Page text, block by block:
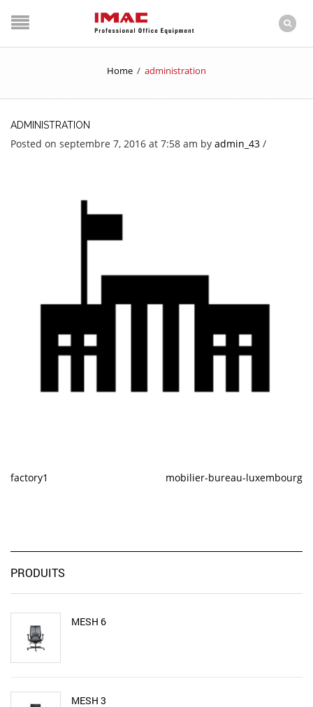
Home / administration
ADMINISTRATION
Posted on septembre 7, 2016 at 7:58 am by admin_43 /
factory1 mobilier-bureau-luxembourg
PRODUITS
MESH 6
MESH 3